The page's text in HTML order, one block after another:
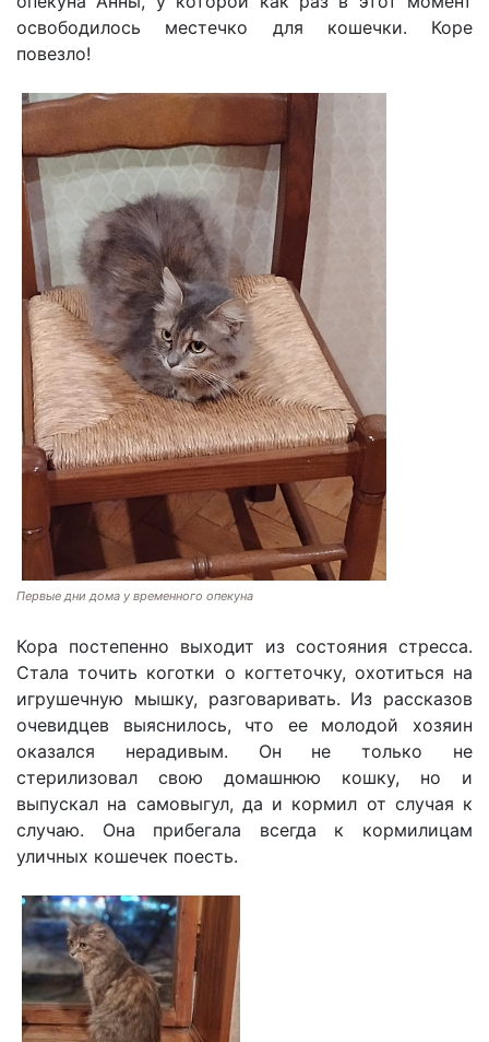
освободилось местечко для кошечки. Коре
повезло!
Первые дни дома у временного опекуна
Кора постепенно выходит из состояния стресса.
Стала точить коготки о когтеточку, охотиться на
игрушечную мышку, разговаривать. Из рассказов
очевидцев выяснилось, что ее молодой хозяин
оказался нерадивым. Он не только не
стерилизовал свою домашнюю кошку, но и
выпускал на самовыгул, да и кормил от случая к
случаю. Она прибегала всегда к кормилицам
уличных кошечек поесть.